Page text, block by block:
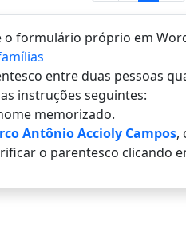
o formulário próprio em
entre duas pessoas
instruções seguintes:
memorizado.
Antônio Accioly Campos,
o parentesco clicando